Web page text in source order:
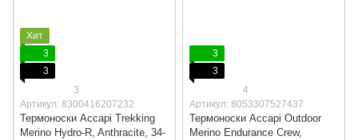
Хит
3
3
3
Артикул: 8300416207232
Термоноски Accapi Trekking
Merino Hydro-R, Anthracite, 34-
3
3
4
Артикул: 8053307527437
Термоноски Accapi Outdoor
Merino Endurance Crew,